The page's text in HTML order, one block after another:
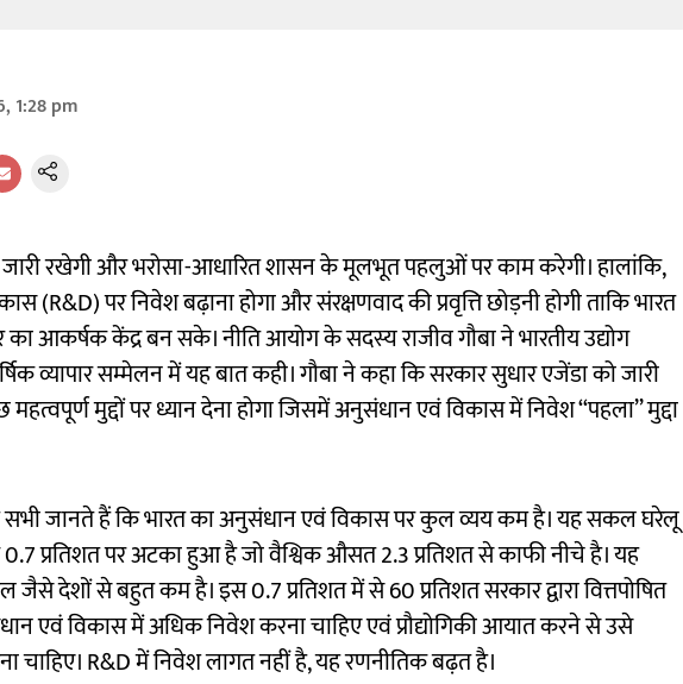
1:28 pm
रखेगी और भरोसा-आधारित शासन के मूलभूत पहलुओं पर काम करेगी। हालांकि,
(R&D) पर निवेश बढ़ाना होगा और संरक्षणवाद की प्रवृत्ति छोड़नी होगी ताकि भारत
का आकर्षक केंद्र बन सके। नीति आयोग के सदस्य राजीव गौबा ने भारतीय उद्योग
व्यापार सम्मेलन में यह बात कही। गौबा ने कहा कि सरकार सुधार एजेंडा को जारी
मुद्दों पर ध्यान देना होगा जिसमें अनुसंधान एवं विकास में निवेश ‘‘पहला’’ मुद्दा
जानते हैं कि भारत का अनुसंधान एवं विकास पर कुल व्यय कम है। यह सकल घरेलू
प्रतिशत पर अटका हुआ है जो वैश्विक औसत 2.3 प्रतिशत से काफी नीचे है। यह
जैसे देशों से बहुत कम है। इस 0.7 प्रतिशत में से 60 प्रतिशत सरकार द्वारा वित्तपोषित
एवं विकास में अधिक निवेश करना चाहिए एवं प्रौद्योगिकी आयात करने से उसे
R&D में निवेश लागत नहीं है, यह रणनीतिक बढ़त है।